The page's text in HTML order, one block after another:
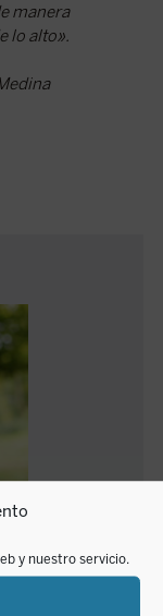
y nuestro servicio.
manera
lo alto».